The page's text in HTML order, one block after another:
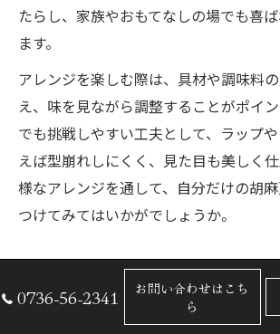
たらし、家族やおもてなしの場でも喜
ます。
アレンジを楽しむ際は、具材や調味料
え、味を見ながら調整することがポイ
でも挑戦しやすい工夫として、ラップ
えば型崩れしにくく、見た目も美しく
様なアレンジを通して、自分だけの胡麻
つけてみてはいかがでしょうか。
豆腐レシピで注目の精
豆腐の魅力
0736-56-2341
お問い合わせはこち
ら